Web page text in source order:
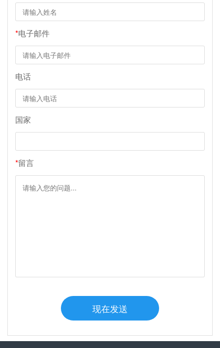
*电子邮件
电话
国家
*留言
现在发送